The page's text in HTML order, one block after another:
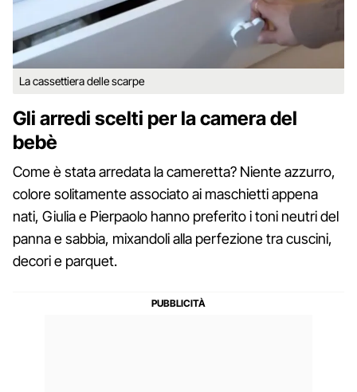
La cassettiera delle scarpe
Gli arredi scelti per la camera del
bebè
Come è stata arredata la cameretta? Niente azzurro,
colore solitamente associato ai maschietti appena
nati, Giulia e Pierpaolo hanno preferito i toni neutri del
panna e sabbia, mixandoli alla perfezione tra cuscini,
decori e parquet.